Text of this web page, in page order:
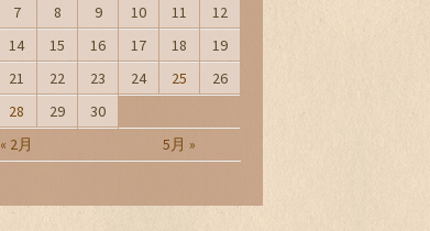
« 2月 5月 »
7 8 9 10 11
12
14 15 16 17 18
19
21 22 23 24 25
26
28 29 30